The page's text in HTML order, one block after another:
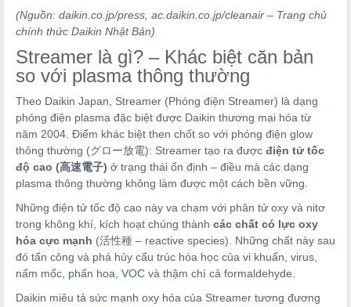
(Nguồn: daikin.co.jp/press, ac.daikin.co.jp/cleanair – Trang chủ
chính thức Daikin Nhật Bản)
Streamer là gì? – Khác biệt căn bản
so với plasma thông thường
Theo Daikin Japan, Streamer (Phóng điện Streamer) là dạng
phóng điện plasma đặc biệt được Daikin thương mại hóa từ
năm 2004. Điểm khác biệt then chốt so với phóng điện glow
thông thường (グロー放電): Streamer tạo ra được điện tử tốc
độ cao (高速電子) ở trạng thái ổn định – điều mà các dạng
plasma thông thường không làm được một cách bền vững.
Những điện tử tốc độ cao này va chạm với phân tử oxy và nitơ
trong không khí, kích hoạt chúng thành các chất có lực oxy
hóa cực mạnh (活性種 – reactive species). Những chất này sau
đó tấn công và phá hủy cấu trúc hóa học của vi khuẩn, virus,
nấm mốc, phấn hoa, VOC và thậm chí cả formaldehyde.
Daikin miêu tả sức mạnh oxy hóa của Streamer tương đương